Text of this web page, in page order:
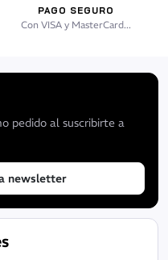
PAGO SEGURO
Con VISA y MasterCard...
pedido al suscribirte a
newsletter